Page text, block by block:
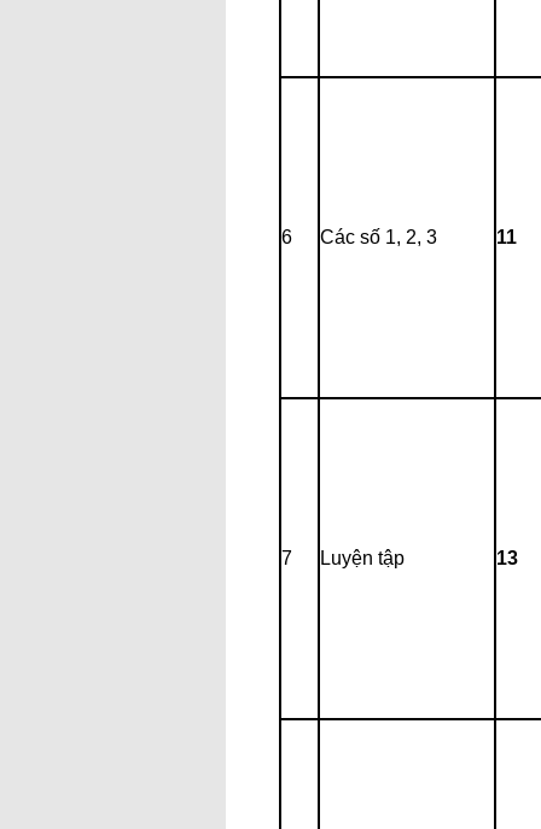
6 Các số 1, 2, 3 11
7 Luyện tập 13